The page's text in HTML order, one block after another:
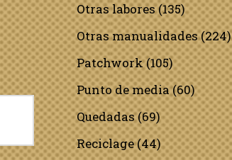
Otras labores(135)
Otras manualidades(224)
Patchwork(105)
Punto de media(60)
Quedadas(69)
Reciclage(44)